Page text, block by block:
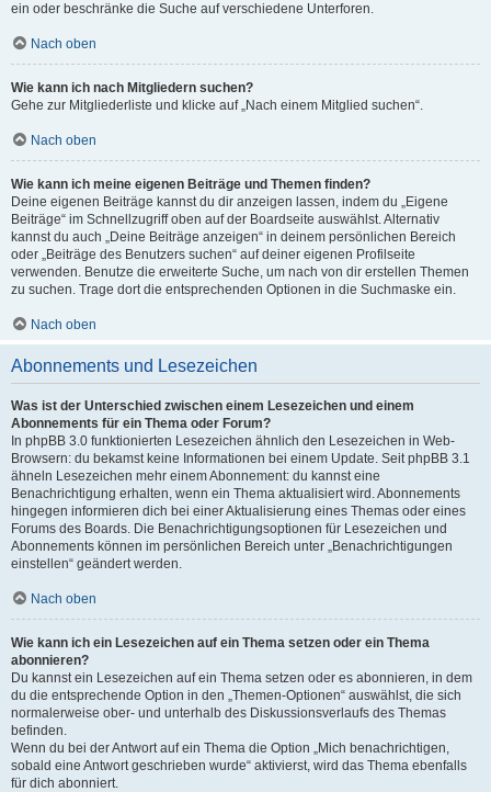
ein oder beschränke die Suche auf verschiedene Unterforen.
Nach oben
Wie kann ich nach Mitgliedern suchen?
Gehe zur Mitgliederliste und klicke auf „Nach einem Mitglied suchen“.
Nach oben
Wie kann ich meine eigenen Beiträge und Themen finden?
Deine eigenen Beiträge kannst du dir anzeigen lassen, indem du „Eigene
Beiträge“ im Schnellzugriff oben auf der Boardseite auswählst. Alternativ
kannst du auch „Deine Beiträge anzeigen“ in deinem persönlichen Bereich
oder „Beiträge des Benutzers suchen“ auf deiner eigenen Profilseite
verwenden. Benutze die erweiterte Suche, um nach von dir erstellen Themen
zu suchen. Trage dort die entsprechenden Optionen in die Suchmaske ein.
Nach oben
Abonnements und Lesezeichen
Was ist der Unterschied zwischen einem Lesezeichen und einem
Abonnements für ein Thema oder Forum?
In phpBB 3.0 funktionierten Lesezeichen ähnlich den Lesezeichen in Web-
Browsern: du bekamst keine Informationen bei einem Update. Seit phpBB 3.1
ähneln Lesezeichen mehr einem Abonnement: du kannst eine
Benachrichtigung erhalten, wenn ein Thema aktualisiert wird. Abonnements
hingegen informieren dich bei einer Aktualisierung eines Themas oder eines
Forums des Boards. Die Benachrichtigungsoptionen für Lesezeichen und
Abonnements können im persönlichen Bereich unter „Benachrichtigungen
einstellen“ geändert werden.
Nach oben
Wie kann ich ein Lesezeichen auf ein Thema setzen oder ein Thema
abonnieren?
Du kannst ein Lesezeichen auf ein Thema setzen oder es abonnieren, in dem
du die entsprechende Option in den „Themen-Optionen“ auswählst, die sich
normalerweise ober- und unterhalb des Diskussionsverlaufs des Themas
befinden.
Wenn du bei der Antwort auf ein Thema die Option „Mich benachrichtigen,
sobald eine Antwort geschrieben wurde“ aktivierst, wird das Thema ebenfalls
für dich abonniert.